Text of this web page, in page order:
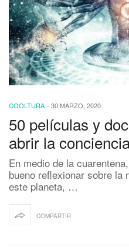
COOLTURA - 30 MARZO, 2020
50 películas y
abrir la
En medio de la
bueno reflexionar sobre la
este planeta, …
COMPARTIR